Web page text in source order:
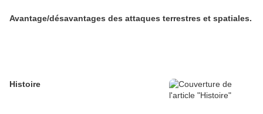
Avantage/désavantages des attaques terrestres et spatiales.
Histoire